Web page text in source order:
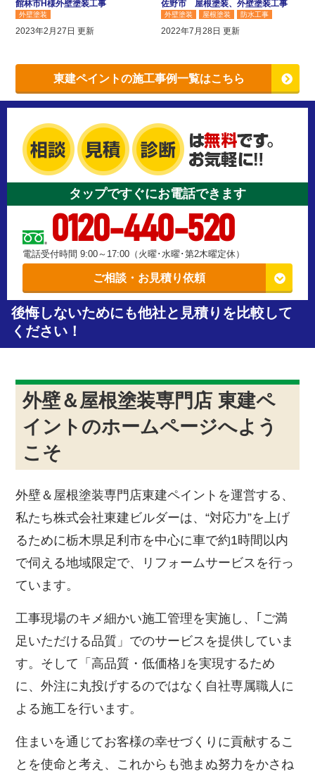
館林市H様外壁塗装工事
2023年2月27日 更新
外壁塗装
佐野市 屋根塗装、外壁塗装工事
2022年7月28日 更新
外壁塗装 屋根塗装
防水工事
その他工事
東建ペイントの施工事例一覧はこちら
タップですぐにお電話できます
0120-440-520
電話受付時間 9:00～17:00（火曜･水曜･第2木曜定休）
ご相談・お見積り依頼
後悔しないためにも他社と見積りを比較して
ください！
外壁＆屋根塗装専門店 東建ペ
イントのホームページへよう
こそ
外壁＆屋根塗装専門店東建ペイントを運営する、
私たち株式会社東建ビルダーは、“対応力”を上げ
るために栃木県足利市を中心に車で約1時間以内
で伺える地域限定で、リフォームサービスを行っ
ています。
工事現場のキメ細かい施工管理を実施し、｢ご満
足いただける品質」でのサービスを提供していま
す。そして「高品質・低価格｣を実現するため
に、外注に丸投げするのではなく自社専属職人に
よる施工を行います。
住まいを通じてお客様の幸せづくりに貢献するこ
とを使命と考え、これからも弛まぬ努力をかさね